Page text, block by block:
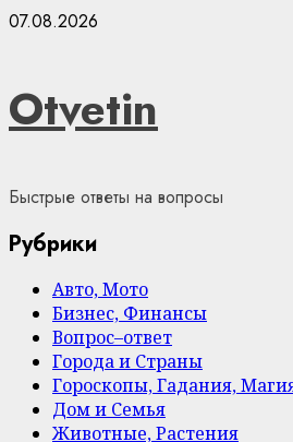
Skip
07.08.2026
Otvetin
Быстрые ответы на вопросы
Рубрики
Авто, Мото
Бизнес, Финансы
Вопрос–ответ
Города и Страны
Гороскопы, Гадания,
Дом и Семья
Животные, Растения